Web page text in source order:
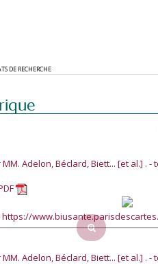
DE RECHERCHE
Adelon, Béclard, Biett... [et al.] . -
https://
Adelon, Béclard, Biett... [et al.] . -